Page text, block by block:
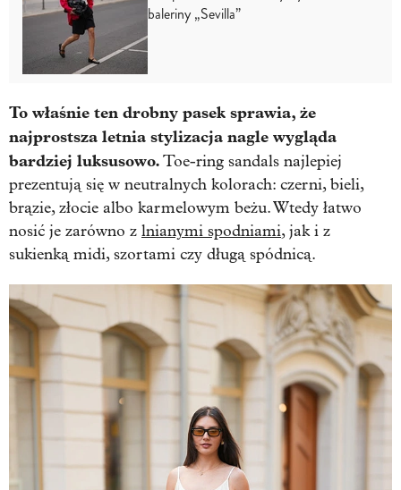
baleriny „Sevilla”
To właśnie ten drobny pasek sprawia, że
najprostsza letnia stylizacja nagle wygląda
bardziej luksusowo.Toe-ring sandals najlepiej
prezentują się w neutralnych kolorach: czerni, bieli,
brązie, złocie albo karmelowym beżu. Wtedy łatwo
nosić je zarówno z lnianymi spodniami, jak i z
sukienką midi, szortami czy długą spódnicą.